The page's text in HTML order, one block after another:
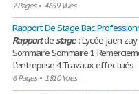
7 Pages• 4659 Vues
Rapport De Stage Bac
Rapportdestage: Lycée jaen
Sommaire Sommaire 1
l'entreprise 4 Travaux effectués
6 Pages• 1810 Vues